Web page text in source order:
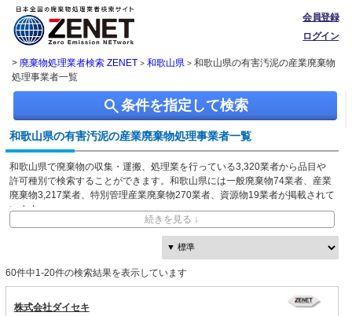
会員登録
ログイン
> 廃棄物処理業者検索 ZENET > 和歌山県 > 和歌山県の有害汚泥の産業廃棄物
処理事業者一覧
search条件を指定して検索
和歌山県の有害汚泥の産業廃棄物処理事業者一覧
和歌山県で廃棄物の収集・運搬、処理業を行っている3,320業者から品目や
許可種別で検索することができます。和歌山県には一般廃棄物74業者、産業
廃棄物3,217業者、特別管理産業廃棄物270業者、資源物19業者が掲載されて
います。
ZENETでは独自に収集した、本社・事業所の所在地、都道府県や市区町村ご
との取り扱い品目情報を無料で閲覧できます。
続きを見る ↓
60件中1-20件の検索結果を表示しています
株式会社ダイセキ